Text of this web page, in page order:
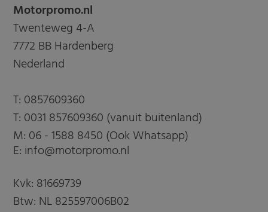
Motorpromo.nl
Twenteweg 4-A
7772 BB Hardenberg
Nederland
T: 0857609360
T: 0031 857609360 (vanuit buitenland)
M: 06 - 1588 8450 (Ook Whatsapp)
E: info@motorpromo.nl
Kvk: 81669739
Btw: NL 825597006B02